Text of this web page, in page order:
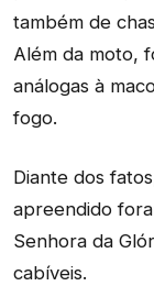
também de
Além da moto,
análogas à
fogo.
Diante dos
apreendido
Senhora da
cabíveis.